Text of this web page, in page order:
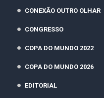
CONEXÃO OUTRO OLHAR
CONGRESSO
COPA DO MUNDO 2022
COPA DO MUNDO 2026
EDITORIAL